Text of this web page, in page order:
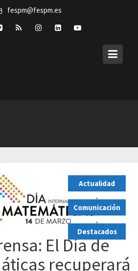
fespm@fespm.es
Actualidad
,
Comunicación
,
Destacados
El Día de
recuperará